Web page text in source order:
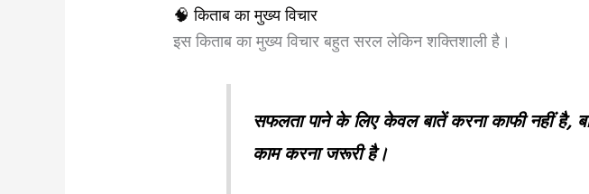
🧠 किताब का मुख्य विचार
इस किताब का मुख्य विचार बहुत सरल लेकिन शक्तिशाली है।
सफलता पाने के लिए केवल बातें करना काफी नहीं है,
काम करना जरूरी है।